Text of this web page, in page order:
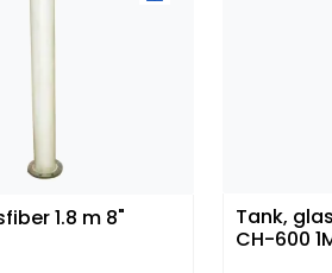
1.8 m 8"
Tank,